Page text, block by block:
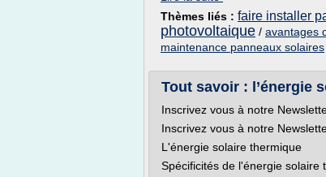
Thèmes liés : faire installer
photovoltaique / avantages
maintenance panneaux solaires
Tout savoir : l’énergie
Inscrivez vous à notre
Inscrivez vous à notre
L'énergie solaire thermique
Spécificités de l'énergie solaire